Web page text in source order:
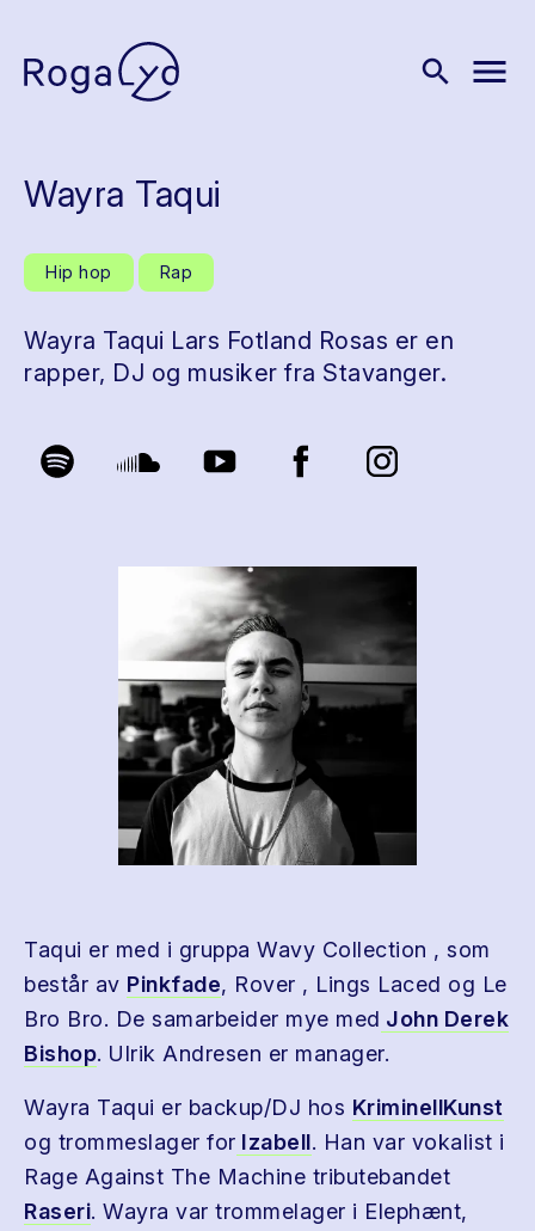
search menu
Wayra Taqui
Hip hop Rap
Wayra Taqui Lars Fotland Rosas er en
rapper, DJ og musiker fra Stavanger.
Taqui er med i gruppa Wavy Collection , som
består av Pinkfade, Rover , Lings Laced og Le
Bro Bro. De samarbeider mye med John Derek
Bishop. Ulrik Andresen er manager.
Wayra Taqui er backup/DJ hos KriminellKunst
og trommeslager for Izabell. Han var vokalist i
Rage Against The Machine tributebandet
Raseri. Wayra var trommelager i Elephænt,